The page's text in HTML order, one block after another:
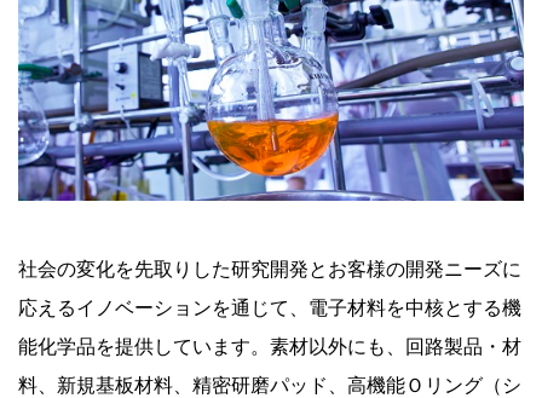
社会の変化を先取りした研究開発とお客様の開発ニーズに
応えるイノベーションを通じて、電子材料を中核とする機
能化学品を提供しています。素材以外にも、回路製品・材
料、新規基板材料、精密研磨パッド、高機能Ｏリング（シ